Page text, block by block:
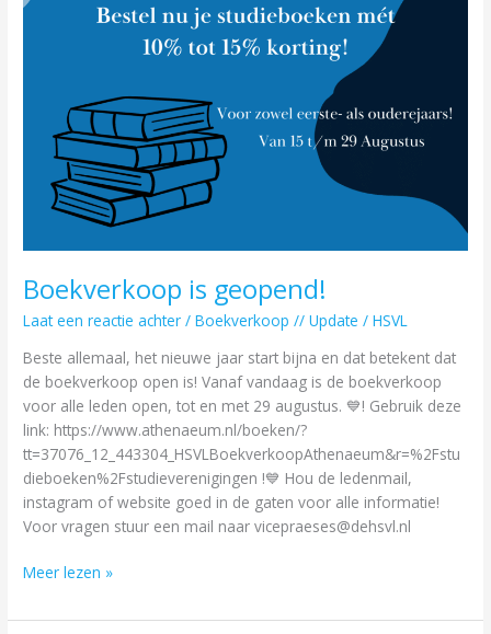
Boekverkoop is geopend!
Laat een reactie achter /Boekverkoop // Update /HSVL
Beste allemaal, het nieuwe jaar start bijna en dat betekent dat
de boekverkoop open is! Vanaf vandaag is de boekverkoop
voor alle leden open, tot en met 29 augustus. 💙! Gebruik deze
link: https://www.athenaeum.nl/boeken/?
tt=37076_12_443304_HSVLBoekverkoopAthenaeum&r=%2Fstu
dieboeken%2Fstudieverenigingen !💙 Hou de ledenmail,
instagram of website goed in de gaten voor alle informatie!
Voor vragen stuur een mail naar vicepraeses@dehsvl.nl
Meer lezen »